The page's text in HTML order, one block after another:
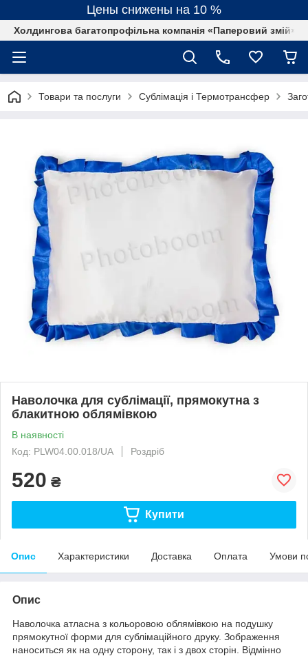
Цены снижены на 10 %
Холдингова багатопрофільна компанія «Паперовий змій»
Товари та послуги Сублімація і Термотрансфер
Наволочка для сублімації, прямокутна з
блакитною облямівкою
В наявності
Код: PLW04.00.018/UA
Роздріб
520 ₴
Купити
Опис Характеристики Доставка Оплата Умови
Опис
Наволочка атласна з кольоровою облямівкою на подушку
прямокутної форми для сублімаційного друку. Зображення
наноситься як на одну сторону, так і з двох сторін. Відмінно